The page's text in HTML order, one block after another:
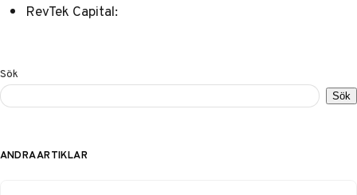
RevTek Capital:
Sök
Sök
ANDRA ARTIKLAR